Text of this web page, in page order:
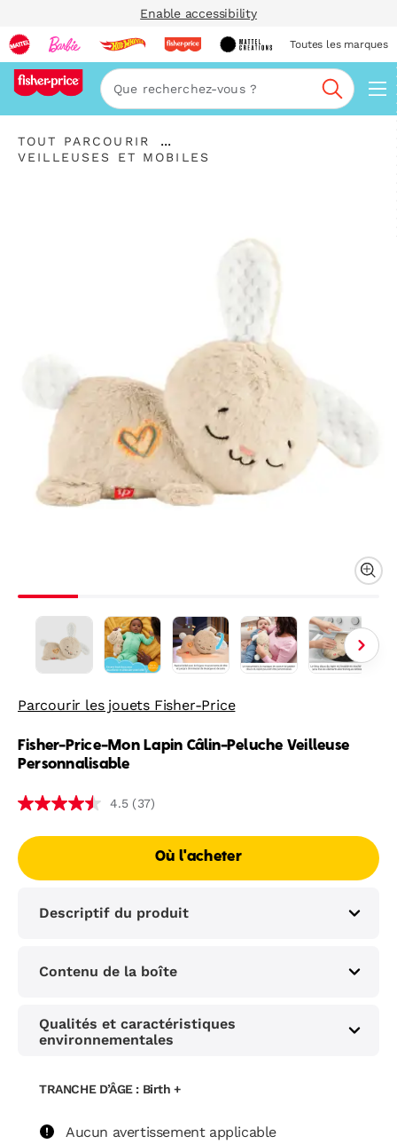
Enable accessibility
Toutes les marques
"Tout
parcourir
TOUT PARCOURIR
...
Développer
"
VEILLEUSES ET MOBILES
Parcourir les jouets Fisher-Price
Fisher-Price-Mon Lapin Câlin-Peluche Veilleuse
Personnalisable
4.5 (37)
Où l'acheter
Descriptif du produit
Contenu de la boîte
Qualités et caractéristiques
environnementales
TRANCHE D’ÂGE : Birth +
Aucun avertissement applicable